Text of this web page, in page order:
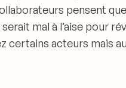
pensent
mal à l’aise pour
certains acteurs mais